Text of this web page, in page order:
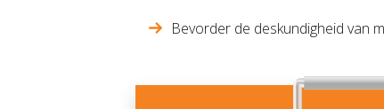
Bevorder de deskundigheid van